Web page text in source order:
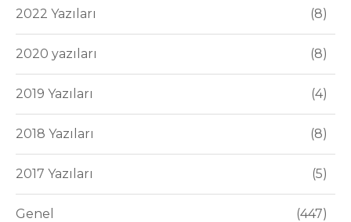
2022 Yazıları 8
2020 yazıları 8
2019 Yazıları 4
2018 Yazıları 8
2017 Yazıları 5
Genel 447